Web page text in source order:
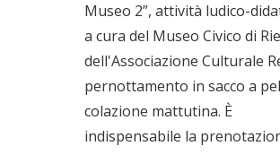
Museo 2”, attività ludico-
a cura del Museo Civico di
dell'Associazione Culturale
pernottamento in sacco a
colazione mattutina. È
indispensabile la